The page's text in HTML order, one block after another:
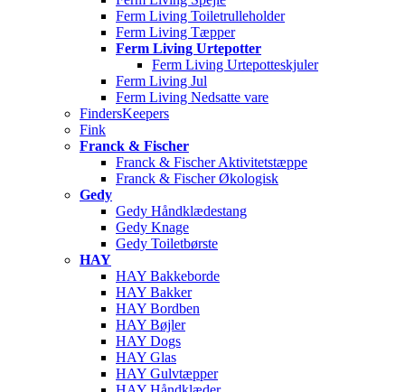
Ferm Living Toiletrulleholder
Ferm Living Tæpper
Ferm Living Urtepotter
Ferm Living Urtepotteskjuler
Ferm Living Jul
Ferm Living Nedsatte vare
FindersKeepers
Fink
Franck & Fischer
Franck & Fischer Aktivitetstæppe
Franck & Fischer Økologisk
Gedy
Gedy Håndklædestang
Gedy Knage
Gedy Toiletbørste
HAY
HAY Bakkeborde
HAY Bakker
HAY Bordben
HAY Bøjler
HAY Dogs
HAY Glas
HAY Gulvtæpper